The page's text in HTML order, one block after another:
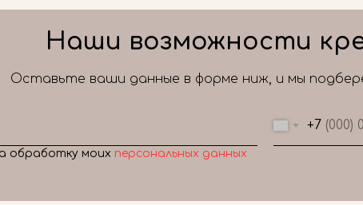
+7
обработку моих персональных данных
Наши возможности
Оставьте ваши данные в форме ниж, и мы